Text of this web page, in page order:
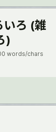
ろ (雑
)
words/chars